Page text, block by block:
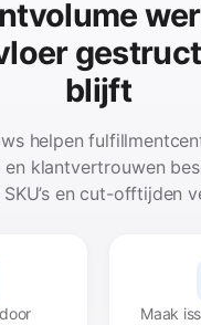
blijft
helpen
en klantvertrouwen
en cut-offtijden
Maak